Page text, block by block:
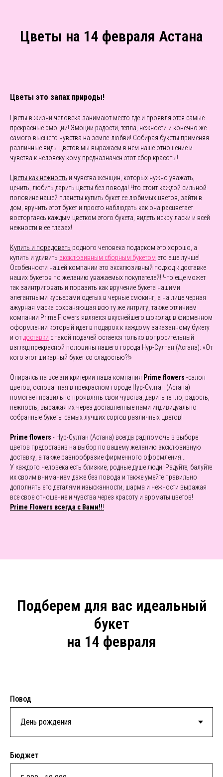
Цветы на 14 февраля Астана
Цветы это запах природы!
Цветы в жизни человека занимают место где и проявляются самые
прекрасные эмоции! Эмоции радости, тепла, нежности и конечно же
самого высшего чувства на земле-любви! Собирая букеты применяя
различные виды цветов мы выражаем в нем наше отношение и
чувства к человеку кому предназначен этот сбор красоты!
Цветы как нежность и чувства женщин, которых нужно уважать,
ценить, любить дарить цветы без повода! Что стоит каждой сильной
половине нашей планеты купить букет ее любимых цветов, зайти в
дом, вручить этот букет и просто наблюдать как она расцветает
восторгаясь каждым цветком этого букета, видеть искру ласки и всей
нежности в ее глазах!
Купить и порадовать родного человека подарком это хорошо, а
купить и удивить эксклюзивным сборным букетом это еще лучше!
Особенности нашей компании это эксклюзивный подход к доставке
наших букетов по желанию уважаемых покупателей! Что еще может
так заинтриговать и поразить как вручение букета нашими
элегантными курьерами одетых в черные смокинг, а на лице черная
ажурная маска сохраняющая всю ту же интригу, также отличием
компании Prime Flowers является вкуснейшего шоколад в фирменном
оформлении который идет в подарок к каждому заказанному букету
и от доставки с такой подачей остается только вопросительный
взгляд прекрасной половины нашего города Нур-Султан (Астана): «От
кого этот шикарный букет со сладостью?!»
Опираясь на все эти критерии наша компания Prime flowers -салон
цветов, основанная в прекрасном городе Нур-Султан (Астана)
помогает правильно проявлять свои чувства, дарить тепло, радость,
нежность, выражая их через доставленные нами индивидуально
собранные букеты самых лучших сортов различных цветов!
Prime flowers - Нур-Султан (Астана) всегда рад помочь в выборе
цветов предоставив на выбор по вашему желанию эксклюзивную
доставку, а также разнообразие фирменного оформления...
У каждого человека есть близкие, родные душе люди! Радуйте, балуйте
их своим вниманием даже без повода и также умейте правильно
дополнять его деталями изысканности, шарма и нежности выражая
все свое отношение и чувства через красоту и ароматы цветов!
Prime Flowers всегда с Вами!!!
Подберем для вас идеальный
букет
на 14 февраля
Повод
Бюджет